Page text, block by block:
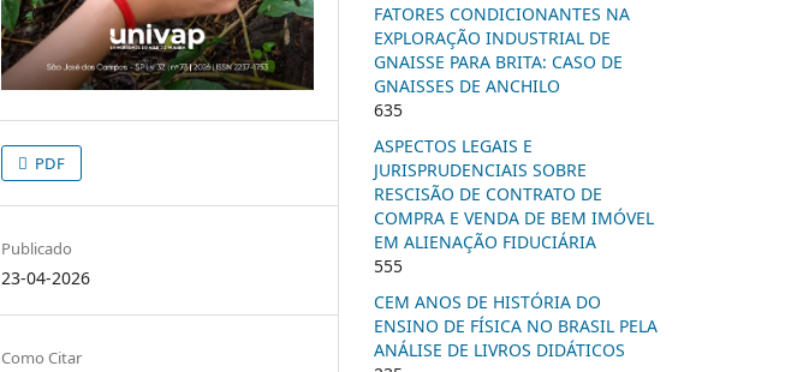
PDF
Publicado
23-04-2026
Como Citar
FATORES CONDICIONANTES NA
EXPLORAÇÃO INDUSTRIAL DE
GNAISSE PARA BRITA: CASO DE
GNAISSES DE ANCHILO
635
ASPECTOS LEGAIS E
JURISPRUDENCIAIS SOBRE
RESCISÃO DE CONTRATO DE
COMPRA E VENDA DE BEM IMÓVEL
EM ALIENAÇÃO FIDUCIÁRIA
555
CEM ANOS DE HISTÓRIA DO
ENSINO DE FÍSICA NO BRASIL PELA
ANÁLISE DE LIVROS DIDÁTICOS